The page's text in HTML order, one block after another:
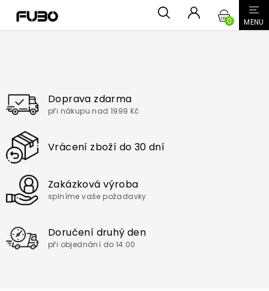
obsah
Doprava zdarma
při nákupu nad 1999 Kč
Vrácení zboží do 30 dní
Zakázková výroba
splníme vaše požadavky
Doručení druhý den
při objednání do 14:00